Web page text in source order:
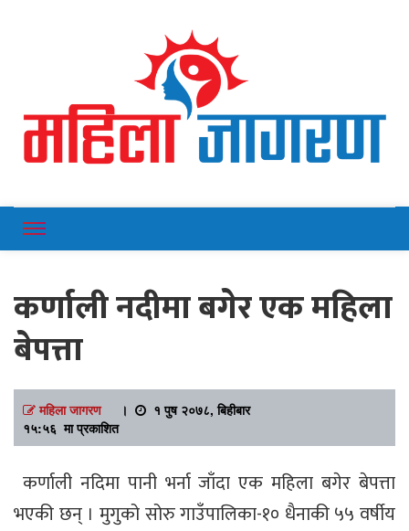
Mahilajagaran
कर्णाली नदीमा बगेर एक महिला
बेपत्ता
महिला जागरण।
१ पुष २०७८, बिहीबार
१५:५६ मा प्रकाशित
कर्णाली नदिमा पानी भर्ना जाँदा एक महिला बगेर बेपत्ता
भएकी छन् । मुगुको सोरु गाउँपालिका-१० धैनाकी ५५ वर्षीय